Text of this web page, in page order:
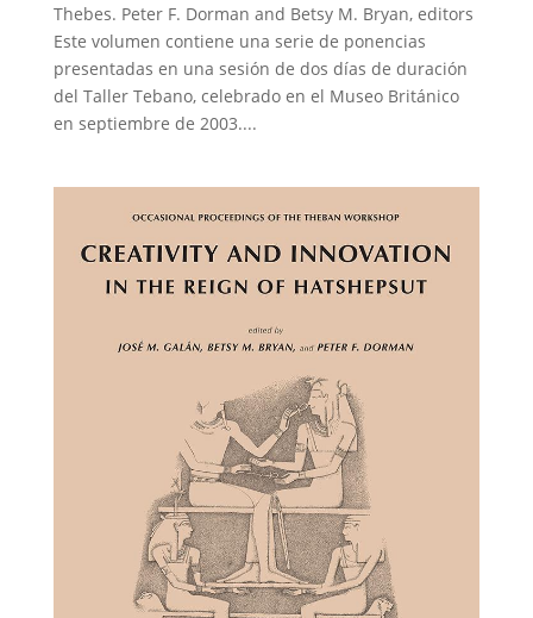
Thebes. Peter F. Dorman and Betsy M. Bryan, editors
Este volumen contiene una serie de ponencias
presentadas en una sesión de dos días de duración
del Taller Tebano, celebrado en el Museo Británico
en septiembre de 2003....